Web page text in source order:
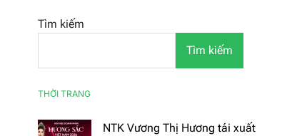
Tìm kiếm
Tìm kiếm
THỜI TRANG
NTK Vương Thị Hương tái xuất